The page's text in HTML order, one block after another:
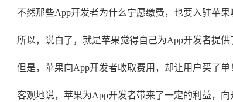
不然那些App开发者为什么宁愿缴费，也要入驻苹果
所以，说白了，就是苹果觉得自己为App开发者提供
但是，苹果向App开发者收取费用，却让用户买了单
客观地说，苹果为App开发者带来了一定的利益，